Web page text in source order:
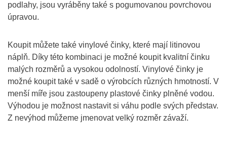
podlahy, jsou vyráběny také s pogumovanou povrchovou
úpravou.
Koupit můžete také vinylové činky, které mají litinovou
náplň. Díky této kombinaci je možné koupit kvalitní činku
malých rozměrů a vysokou odolností. Vinylové činky je
možné koupit také v sadě o výrobcích různých hmotností. V
menší míře jsou zastoupeny plastové činky plněné vodou.
Výhodou je možnost nastavit si váhu podle svých představ.
Z nevýhod můžeme jmenovat velký rozměr závaží.